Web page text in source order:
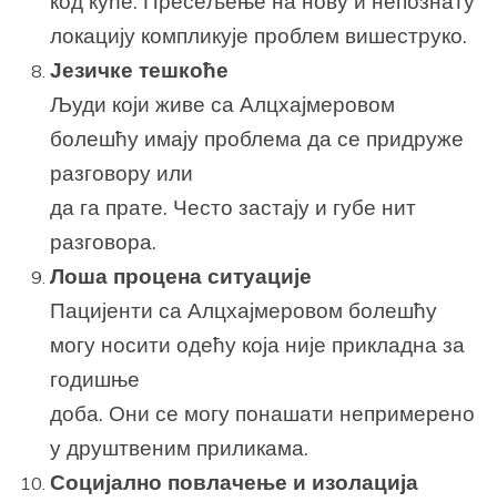
локацију компликује проблем вишеструко.
Језичке тешкоће
Људи који живе са Алцхајмеровом
болешћу имају проблема да се придруже
разговору или
да га прате. Често застају и губе нит
разговора.
Лоша процена ситуације
Пацијенти са Алцхајмеровом болешћу
могу носити одећу која није прикладна за
годишње
доба. Они се могу понашати непримерено
у друштвеним приликама.
Социјално повлачење и изолација